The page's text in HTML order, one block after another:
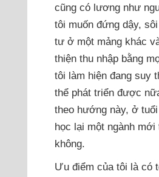
cũng có lương như
tôi muốn đứng dậy,
tư ở một mảng khác
thiện thu nhập bằng
tôi làm hiện đang suy
thể phát triển được
theo hướng này, ở
học lại một ngành
không.
Ưu điểm của tôi là có